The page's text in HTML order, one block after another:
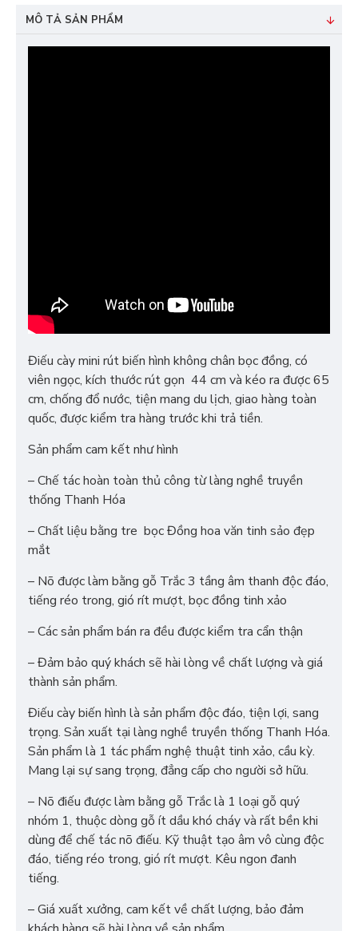
MÔ TẢ SẢN PHẨM
Điếu cày mini rút biến hình không chân bọc đồng, có
viên ngọc, kích thước rút gọn 44 cm và kéo ra được 65
cm, chống đổ nước, tiện mang du lịch, giao hàng toàn
quốc, được kiểm tra hàng trước khi trả tiền.
Sản phẩm cam kết như hình
– Chế tác hoàn toàn thủ công từ làng nghề truyền
thống Thanh Hóa
– Chất liệu bằng tre bọc Đồng hoa văn tinh sảo đẹp
mắt
– Nõ được làm bằng gỗ Trắc 3 tầng âm thanh độc đáo,
tiếng réo trong, gió rít mượt, bọc đồng tinh xảo
– Các sản phẩm bán ra đều được kiểm tra cẩn thận
– Đảm bảo quý khách sẽ hài lòng về chất lượng và giá
thành sản phẩm.
Điếu cày biến hình là sản phẩm độc đáo, tiện lợi, sang
trọng. Sản xuất tại làng nghề truyền thống Thanh Hóa.
Sản phẩm là 1 tác phẩm nghệ thuật tinh xảo, cầu kỳ.
Mang lại sự sang trọng, đẳng cấp cho người sở hữu.
– Nõ điếu được làm bằng gỗ Trắc là 1 loại gỗ quý
nhóm 1, thuộc dòng gỗ ít dầu khó cháy và rất bền khi
dùng để chế tác nõ điếu. Kỹ thuật tạo âm vô cùng độc
đáo, tiếng réo trong, gió rít mượt. Kêu ngon đanh
tiếng.
– Giá xuất xưởng, cam kết về chất lượng, bảo đảm